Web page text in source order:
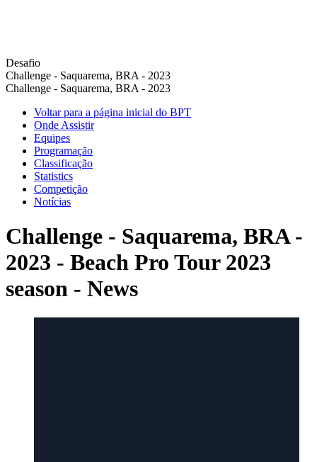
Desafio
Challenge - Saquarema, BRA - 2023
Challenge - Saquarema, BRA - 2023
Voltar para a página inicial do BPT
Onde Assistir
Equipes
Programação
Classificação
Statistics
Competição
Notícias
Challenge - Saquarema, BRA -
2023 - Beach Pro Tour 2023
season - News